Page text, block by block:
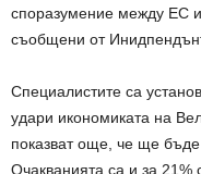
споразумение между ЕС
съобщени от
Специалистите са
удари икономиката на
показват още, че ще бъде
Очакванията са и за 21%